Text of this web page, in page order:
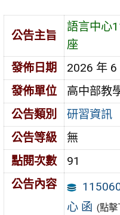
公告主旨
語言中心
座
發佈日期
2026 年 6
發佈單位
高中部教
公告類別
研習資訊
公告等級
無
點閱次數
91
公告內容
心 函 (點擊